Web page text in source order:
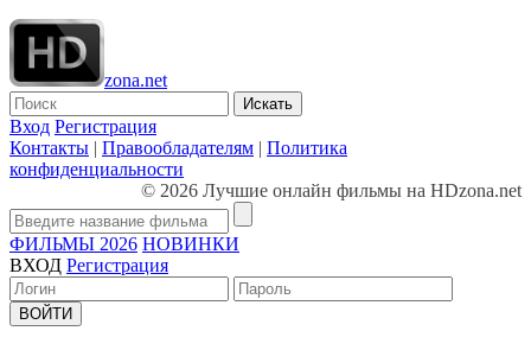
zona.net
Искать
Вход Регистрация
Контакты | Правообладателям | Политика
конфиденциальности
© 2026 Лучшие онлайн фильмы на HDzona.net
ФИЛЬМЫ 2026 НОВИНКИ
ВХОД Регистрация